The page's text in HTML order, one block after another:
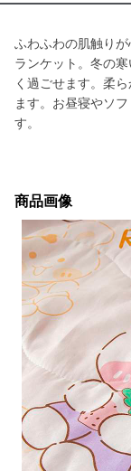
ふわふわの肌触り
ランケット。冬の
く過ごせます。柔
ます。お昼寝やソ
す。
商品画像